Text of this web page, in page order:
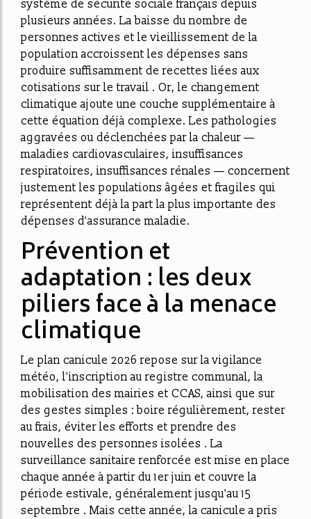
système de sécurité sociale français depuis
plusieurs années. La baisse du nombre de
personnes actives et le vieillissement de la
population accroissent les dépenses sans
produire suffisamment de recettes liées aux
cotisations sur le travail . Or, le changement
climatique ajoute une couche supplémentaire à
cette équation déjà complexe. Les pathologies
aggravées ou déclenchées par la chaleur —
maladies cardiovasculaires, insuffisances
respiratoires, insuffisances rénales — concernent
justement les populations âgées et fragiles qui
représentent déjà la part la plus importante des
dépenses d'assurance maladie.
Prévention et
adaptation : les deux
piliers face à la menace
climatique
Le plan canicule 2026 repose sur la vigilance
météo, l'inscription au registre communal, la
mobilisation des mairies et CCAS, ainsi que sur
des gestes simples : boire régulièrement, rester
au frais, éviter les efforts et prendre des
nouvelles des personnes isolées . La
surveillance sanitaire renforcée est mise en place
chaque année à partir du 1er juin et couvre la
période estivale, généralement jusqu'au 15
septembre . Mais cette année, la canicule a pris